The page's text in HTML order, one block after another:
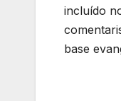
incluído
base